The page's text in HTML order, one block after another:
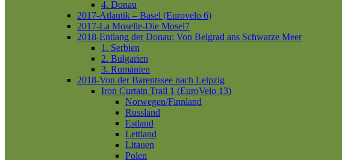
4. Donau
2017-Atlantik – Basel (Eurovelo 6)
2017-La Moselle-Die Mosel7
2018-Entlang der Donau: Von Belgrad ans Schwarze Meer
1. Serbien
2. Bulgarien
3. Rumänien
2018-Von der Barentssee nach Leipzig
Iron Curtain Trail 1 (EuroVelo 13)
Norwegen/Finnland
Russland
Estland
Lettland
Litauen
Polen